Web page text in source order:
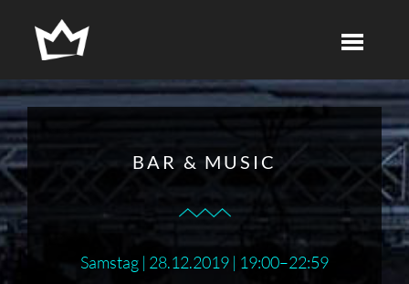
BAR & MUSIC
Samstag | 28.12.2019 | 19:00–22:59